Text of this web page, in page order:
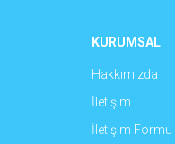
KURUMSAL
Hakkımızda
İletişim
İletişim Formu